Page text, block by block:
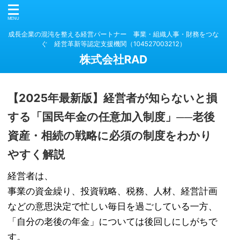
成長企業の混沌を整える経営パートナー 事業・組織人事・財務をつな
ぐ 経営革新等認定支援機関（104527003212）
株式会社RAD
【2025年最新版】経営者が知らないと損
する「国民年金の任意加入制度」──老後
資産・相続の戦略に必須の制度をわかり
やすく解説
経営者は、
事業の資金繰り、投資戦略、税務、人材、経営計画
などの意思決定で忙しい毎日を過ごしている一方、
「自分の老後の年金」については後回しにしがちで
す。